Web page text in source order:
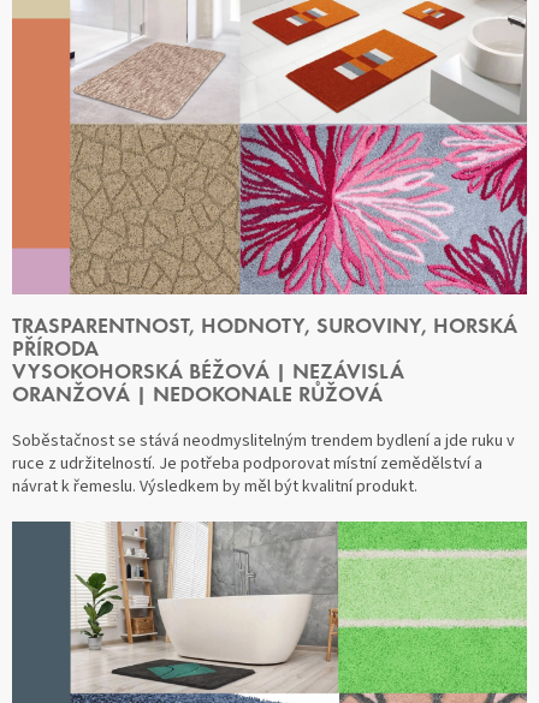
TRASPARENTNOST, HODNOTY, SUROVINY, HORSKÁ
PŘÍRODA
VYSOKOHORSKÁ BÉŽOVÁ | NEZÁVISLÁ
ORANŽOVÁ | NEDOKONALE RŮŽOVÁ
Soběstačnost se stává neodmyslitelným trendem bydlení a jde ruku v
ruce z udržitelností. Je potřeba podporovat místní zemědělství a
návrat k řemeslu. Výsledkem by měl být kvalitní produkt.